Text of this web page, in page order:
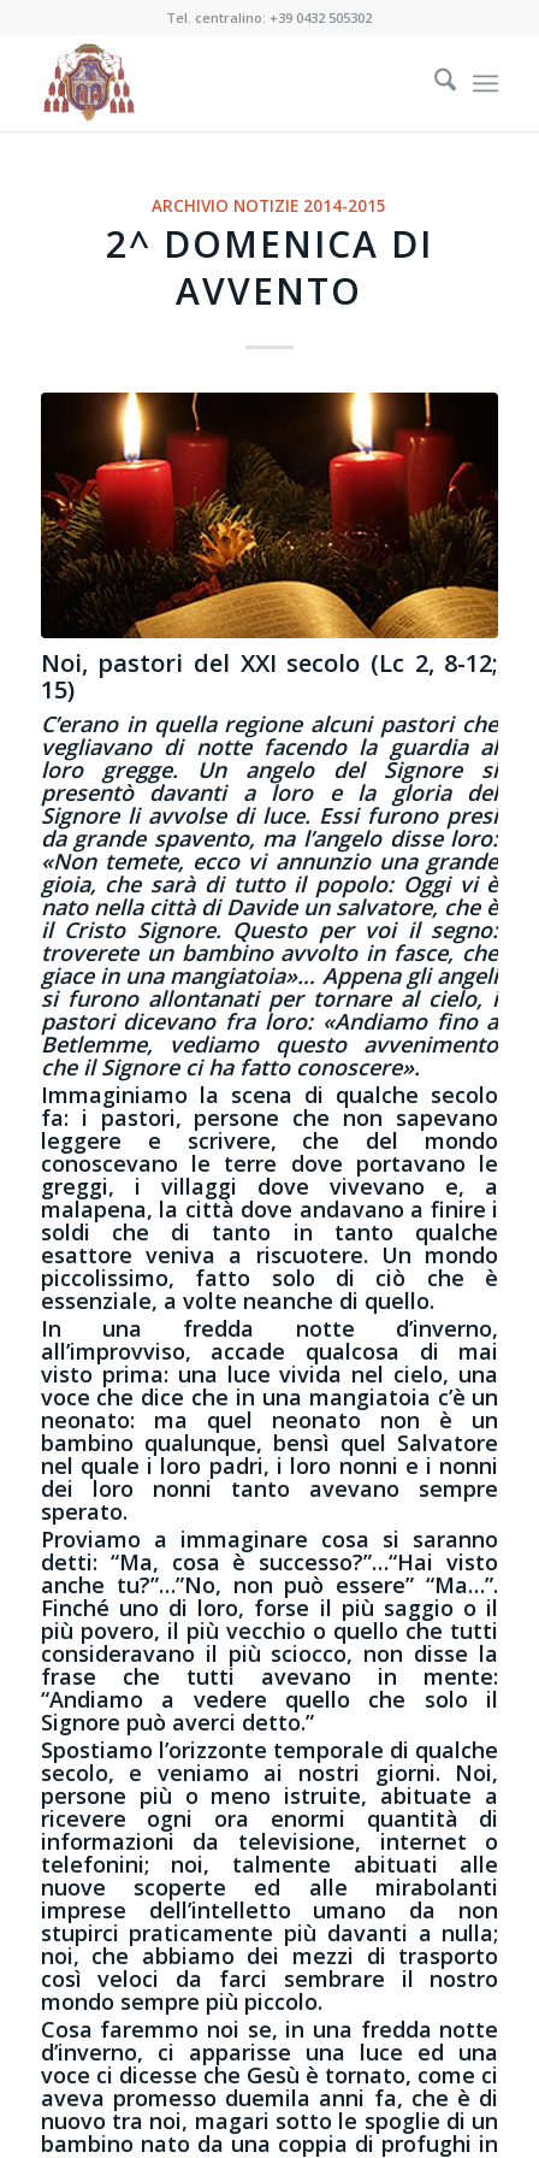
Tel. centralino:+39 0432 505302
ARCHIVIO NOTIZIE 2014-2015
2^ DOMENICA DI
AVVENTO
Noi, pastori del XXI secolo (Lc 2, 8-12;
15)
C’erano in quella regione alcuni pastori che
vegliavano di notte facendo la guardia al
loro gregge. Un angelo del Signore si
presentò davanti a loro e la gloria del
Signore li avvolse di luce. Essi furono presi
da grande spavento, ma l’angelo disse loro:
«Non temete, ecco vi annunzio una grande
gioia, che sarà di tutto il popolo: Oggi vi è
nato nella città di Davide un salvatore, che è
il Cristo Signore. Questo per voi il segno:
troverete un bambino avvolto in fasce, che
giace in una mangiatoia»… Appena gli angeli
si furono allontanati per tornare al cielo, i
pastori dicevano fra loro: «Andiamo fino a
Betlemme, vediamo questo avvenimento
che il Signore ci ha fatto conoscere».
Immaginiamo la scena di qualche secolo
fa: i pastori, persone che non sapevano
leggere e scrivere, che del mondo
conoscevano le terre dove portavano le
greggi, i villaggi dove vivevano e, a
malapena, la città dove andavano a finire i
soldi che di tanto in tanto qualche
esattore veniva a riscuotere. Un mondo
piccolissimo, fatto solo di ciò che è
essenziale, a volte neanche di quello.
In una fredda notte d’inverno,
all’improvviso, accade qualcosa di mai
visto prima: una luce vivida nel cielo, una
voce che dice che in una mangiatoia c’è un
neonato: ma quel neonato non è un
bambino qualunque, bensì quel Salvatore
nel quale i loro padri, i loro nonni e i nonni
dei loro nonni tanto avevano sempre
sperato.
Proviamo a immaginare cosa si saranno
detti: “Ma, cosa è successo?”…“Hai visto
anche tu?”…”No, non può essere” “Ma…”.
Finché uno di loro, forse il più saggio o il
più povero, il più vecchio o quello che tutti
consideravano il più sciocco, non disse la
frase che tutti avevano in mente:
“Andiamo a vedere quello che solo il
Signore può averci detto.”
Spostiamo l’orizzonte temporale di qualche
secolo, e veniamo ai nostri giorni. Noi,
persone più o meno istruite, abituate a
ricevere ogni ora enormi quantità di
informazioni da televisione, internet o
telefonini; noi, talmente abituati alle
nuove scoperte ed alle mirabolanti
imprese dell’intelletto umano da non
stupirci praticamente più davanti a nulla;
noi, che abbiamo dei mezzi di trasporto
così veloci da farci sembrare il nostro
mondo sempre più piccolo.
Cosa faremmo noi se, in una fredda notte
d’inverno, ci apparisse una luce ed una
voce ci dicesse che Gesù è tornato, come ci
aveva promesso duemila anni fa, che è di
nuovo tra noi, magari sotto le spoglie di un
bambino nato da una coppia di profughi in